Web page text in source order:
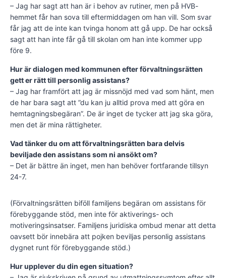
– Jag har sagt att han är i behov av rutiner, men på HVB-
hemmet får han sova till eftermiddagen om han vill. Som svar
får jag att de inte kan tvinga honom att gå upp. De har också
sagt att han inte får gå till skolan om han inte kommer upp
före 9.
Hur är dialogen med kommunen efter förvaltningsrätten
gett er rätt till personlig assistans?
– Jag har framfört att jag är missnöjd med vad som hänt, men
de har bara sagt att ”du kan ju alltid prova med att göra en
hemtagningsbegäran”. De är inget de tycker att jag ska göra,
men det är mina rättigheter.
Vad tänker du om att förvaltningsrätten bara delvis
beviljade den assistans som ni ansökt om?
– Det är bättre än inget, men han behöver fortfarande tillsyn
24-7.
(Förvaltningsrätten biföll familjens begäran om assistans för
förebyggande stöd, men inte för aktiverings- och
motiveringsinsatser. Familjens juridiska ombud menar att detta
oavsett bör innebära att pojken beviljas personlig assistans
dygnet runt för förebyggande stöd.)
Hur upplever du din egen situation?